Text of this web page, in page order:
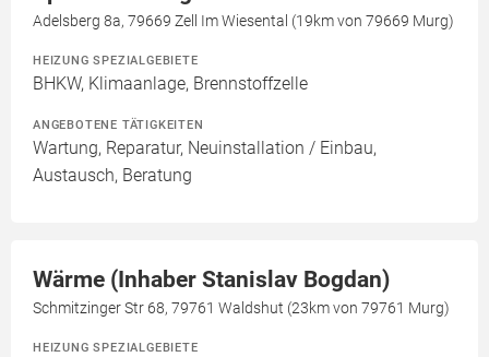
Adelsberg 8a, 79669 Zell Im Wiesental (19km von 79669 Murg)
HEIZUNG SPEZIALGEBIETE
BHKW, Klimaanlage, Brennstoffzelle
ANGEBOTENE TÄTIGKEITEN
Wartung, Reparatur, Neuinstallation / Einbau,
Austausch, Beratung
Wärme (Inhaber Stanislav Bogdan)
Schmitzinger Str 68, 79761 Waldshut (23km von 79761 Murg)
HEIZUNG SPEZIALGEBIETE